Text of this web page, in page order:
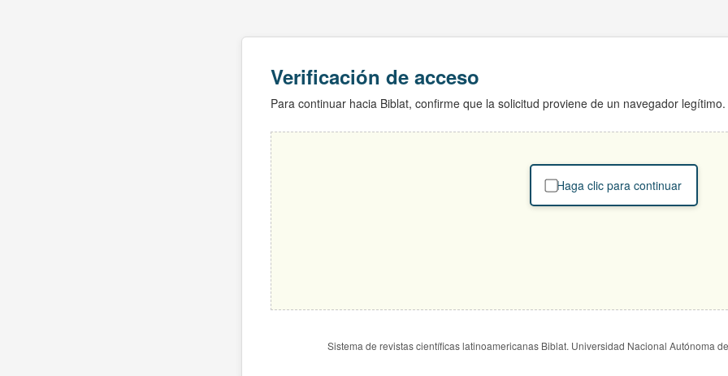
Verificación de acceso
Para continuar hacia Biblat, confirme que la solicitud proviene de un navegador legítimo.
Haga clic para continuar
Sistema de revistas científicas latinoamericanas Biblat. Universidad Nacional Autónoma